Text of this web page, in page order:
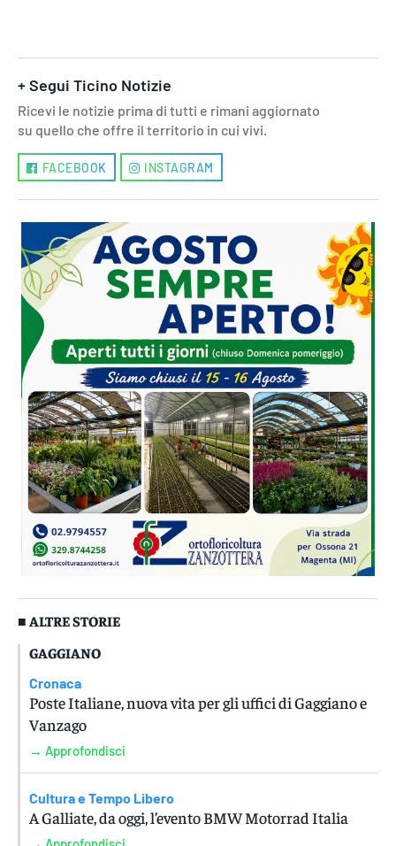
+ Segui Ticino Notizie
Ricevi le notizie prima di tutti e rimani aggiornato
su quello che offre il territorio in cui vivi.
FACEBOOK INSTAGRAM
■ ALTRE STORIE
GAGGIANO
Cronaca
Poste Italiane, nuova vita per gli uffici di Gaggiano e
Vanzago
→ Approfondisci
Cultura e Tempo Libero
A Galliate, da oggi, l’evento BMW Motorrad Italia